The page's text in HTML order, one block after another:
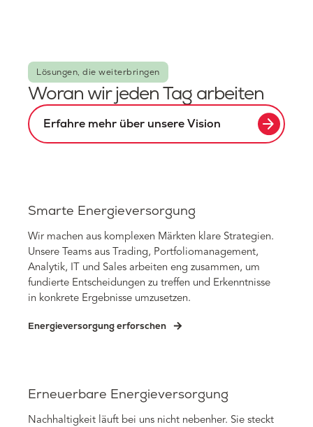
Lösungen, die weiterbringen
Woran wir jeden Tag arbeiten
Erfahre mehr über unsere Vision arrow_forward
Smarte Energieversorgung
Wir machen aus komplexen Märkten klare Strategien.
Unsere Teams aus Trading, Portfoliomanagement,
Analytik, IT und Sales arbeiten eng zusammen, um
fundierte Entscheidungen zu treffen und Erkenntnisse
in konkrete Ergebnisse umzusetzen.
Energieversorgung erforschen
Erneuerbare Energieversorgung
Nachhaltigkeit läuft bei uns nicht nebenher. Sie steckt